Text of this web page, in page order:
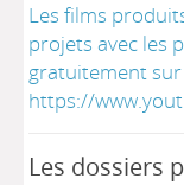
Les films
projets avec les
gratuitement
https://
Les dossiers